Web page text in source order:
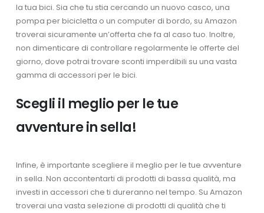
la tua bici. Sia che tu stia cercando un nuovo casco, una
pompa per bicicletta o un computer di bordo, su Amazon
troverai sicuramente un’offerta che fa al caso tuo. Inoltre,
non dimenticare di controllare regolarmente le offerte del
giorno, dove potrai trovare sconti imperdibili su una vasta
gamma di accessori per le bici.
Scegli il meglio per le tue
avventure in sella!
Infine, è importante scegliere il meglio per le tue avventure
in sella. Non accontentarti di prodotti di bassa qualità, ma
investi in accessori che ti dureranno nel tempo. Su Amazon
troverai una vasta selezione di prodotti di qualità che ti